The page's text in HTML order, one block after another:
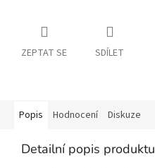
ZEPTAT SE SDÍLET
Popis Hodnocení Diskuze
Detailní popis produktu